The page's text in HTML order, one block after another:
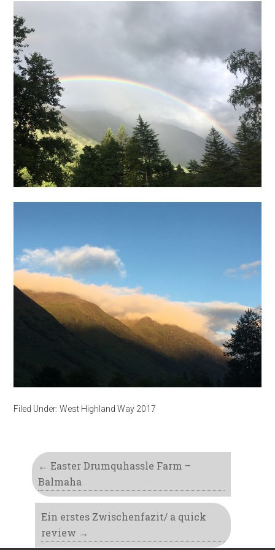
Filed Under:West Highland Way 2017
← Easter Drumquhassle Farm –
Balmaha
Ein erstes Zwischenfazit/ a quick
review →